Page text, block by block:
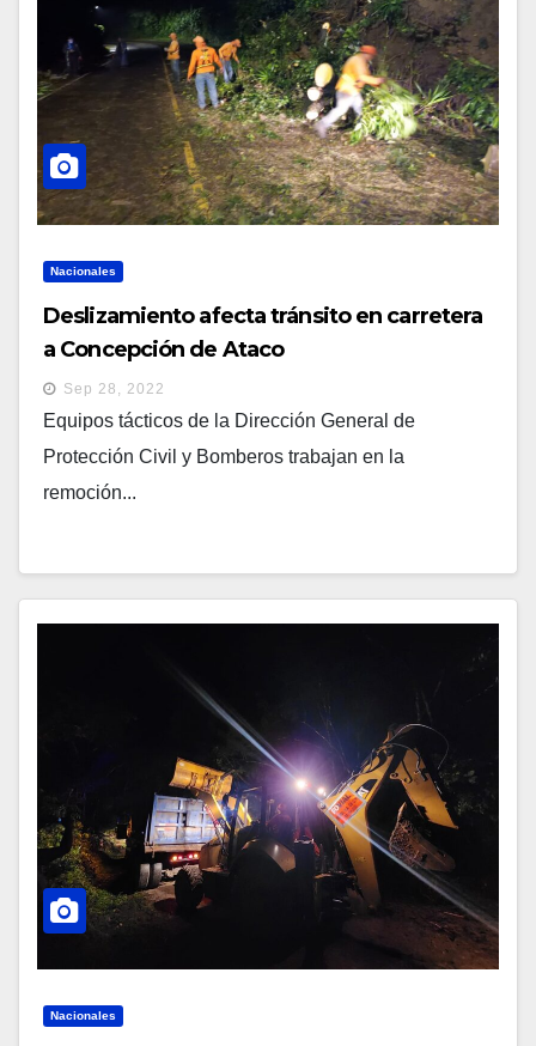
Nacionales
Deslizamiento afecta tránsito en carretera
a Concepción de Ataco
Sep 28, 2022
Equipos tácticos de la Dirección General de
Protección Civil y Bomberos trabajan en la
remoción...
Nacionales